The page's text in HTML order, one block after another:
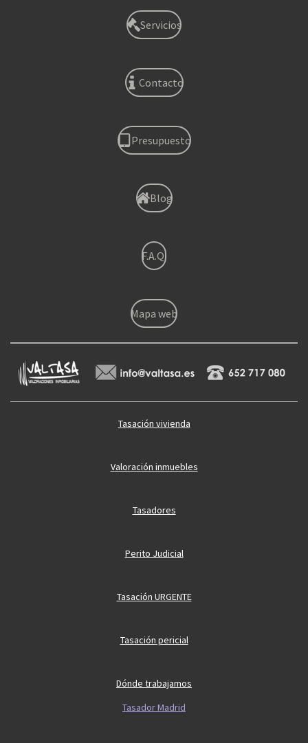
Servicios
Contacto
Presupuesto
Blog
F.A.Q.
Mapa web
Tasación vivienda
Valoración inmuebles
Tasadores
Perito Judicial
Tasación URGENTE
Tasación pericial
Dónde trabajamos
Tasador Madrid